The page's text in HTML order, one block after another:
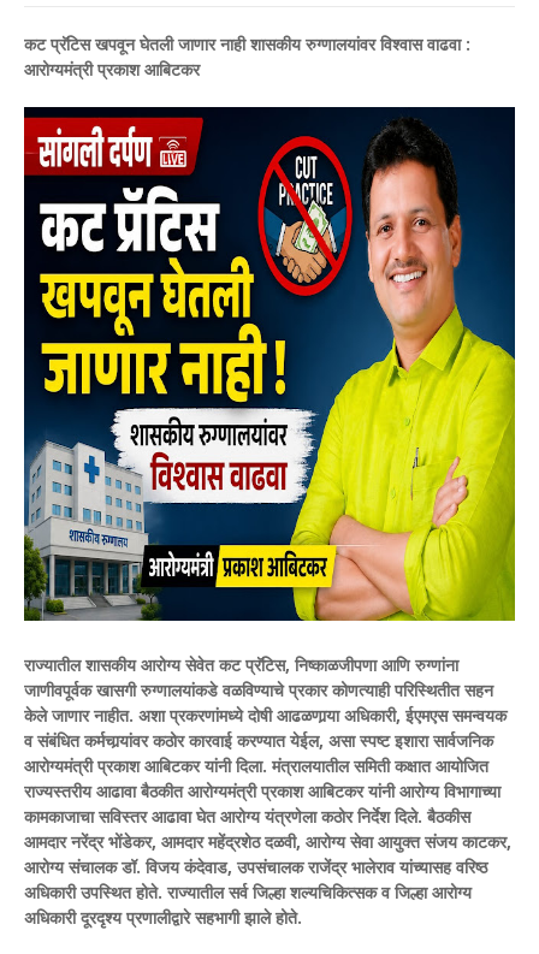
कट प्रॅटिस खपवून घेतली जाणार नाही शासकीय रुग्णालयांवर विश्वास वाढवा :
आरोग्यमंत्री प्रकाश आबिटकर
राज्यातील शासकीय आरोग्य सेवेत कट प्रॅटिस, निष्काळजीपणा आणि रुग्णांना
जाणीवपूर्वक खासगी रुग्णालयांकडे वळविण्याचे प्रकार कोणत्याही परिस्थितीत सहन
केले जाणार नाहीत. अशा प्रकरणांमध्ये दोषी आढळणार्‍या अधिकारी, ईएमएस समन्वयक
व संबंधित कर्मचार्‍यांवर कठोर कारवाई करण्यात येईल, असा स्पष्ट इशारा सार्वजनिक
आरोग्यमंत्री प्रकाश आबिटकर यांनी दिला. मंत्रालयातील समिती कक्षात आयोजित
राज्यस्तरीय आढावा बैठकीत आरोग्यमंत्री प्रकाश आबिटकर यांनी आरोग्य विभागाच्या
कामकाजाचा सविस्तर आढावा घेत आरोग्य यंत्रणेला कठोर निर्देश दिले. बैठकीस
आमदार नरेंद्र भोंडेकर, आमदार महेंद्रशेठ दळवी, आरोग्य सेवा आयुक्त संजय काटकर,
आरोग्य संचालक डॉ. विजय कंदेवाड, उपसंचालक राजेंद्र भालेराव यांच्यासह वरिष्ठ
अधिकारी उपस्थित होते. राज्यातील सर्व जिल्हा शल्यचिकित्सक व जिल्हा आरोग्य
अधिकारी दूरदृश्य प्रणालीद्वारे सहभागी झाले होते.